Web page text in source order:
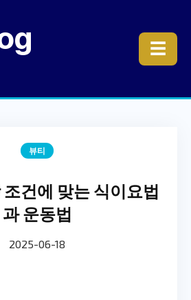
☰
뷰티
건에 맞는 식이요법
과 운동법
2025-06-18